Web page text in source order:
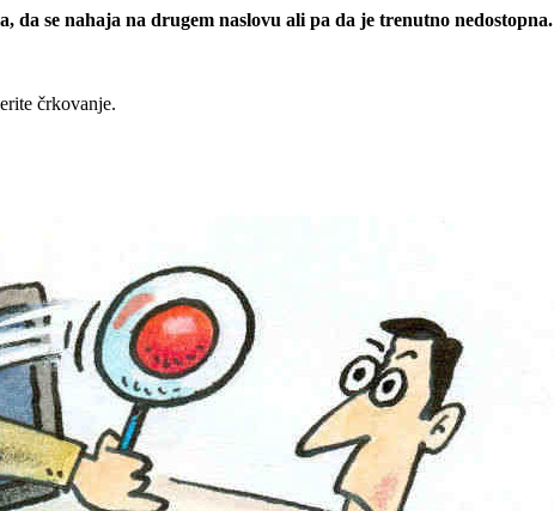
se nahaja na drugem naslovu ali pa da je trenutno nedostopna.
črkovanje.